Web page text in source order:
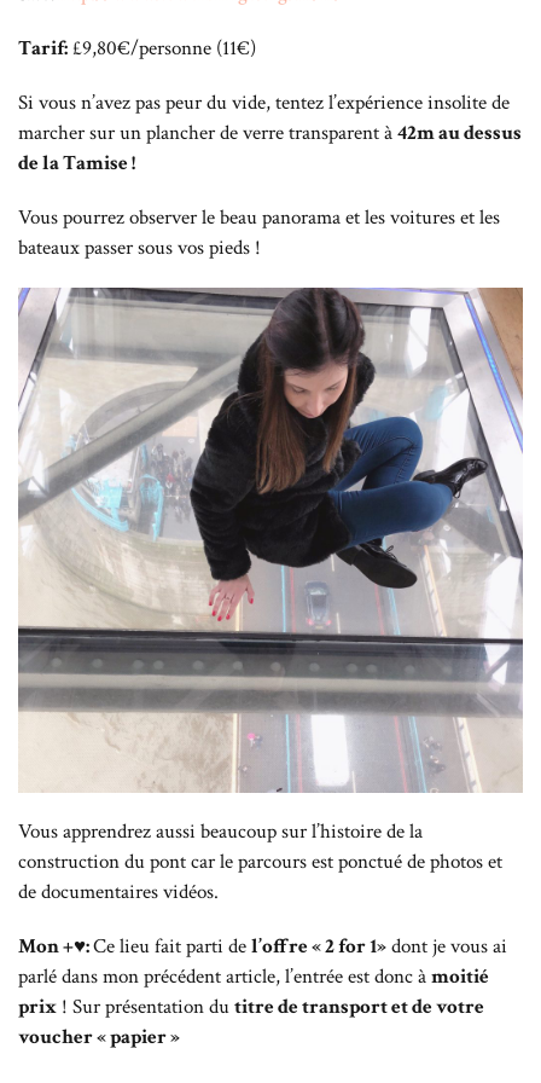
Tarif: £9,80€/personne (11€)
Si vous n’avez pas peur du vide, tentez l’expérience insolite de
marcher sur un plancher de verre transparent à42m au dessus
de la Tamise !
Vous pourrez observer le beau panorama et les voitures et les
bateaux passer sous vos pieds !
Vous apprendrez aussi beaucoup sur l’histoire de la
construction du pont car le parcours est ponctué de photos et
de documentaires vidéos.
Mon +♥:Ce lieu fait parti del’offre « 2 for 1»dont je vous ai
parlé dans mon précédent article, l’entrée est donc àmoitié
prix ! Sur présentation dutitre de transport et de votre
voucher « papier »